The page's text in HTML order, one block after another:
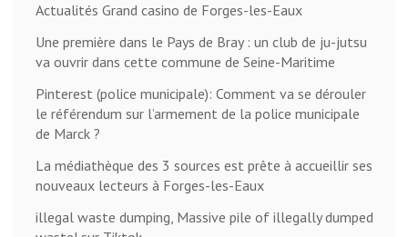
Actualités Grand casino de Forges-les-Eaux
Une première dans le Pays de Bray : un club de ju-jutsu
va ouvrir dans cette commune de Seine-Maritime
Pinterest (police municipale): Comment va se dérouler
le référendum sur l’armement de la police municipale
de Marck ?
La médiathèque des 3 sources est prête à accueillir ses
nouveaux lecteurs à Forges-les-Eaux
illegal waste dumping, Massive pile of illegally dumped